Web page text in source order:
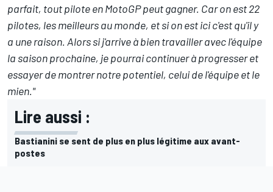
parfait, tout pilote en MotoGP peut gagner. Car on est 22
pilotes, les meilleurs au monde, et si on est ici c'est qu'il y
a une raison. Alors si j'arrive à bien travailler avec l'équipe
la saison prochaine, je pourrai continuer à progresser et
essayer de montrer notre potentiel, celui de l'équipe et le
mien."
Lire aussi :
Bastianini se sent de plus en plus légitime aux avant-
postes